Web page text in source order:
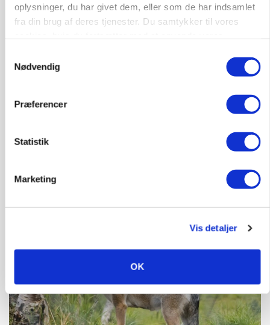
oplysninger, du har givet dem, eller som de har indsamlet
fra din brug af deres tjenester. Du samtykker til vores
Nødvendig
Præferencer
Statistik
Marketing
Vis detaljer
OK
MARKED
Uændret notering: Spæde lyspunkter i fortsat